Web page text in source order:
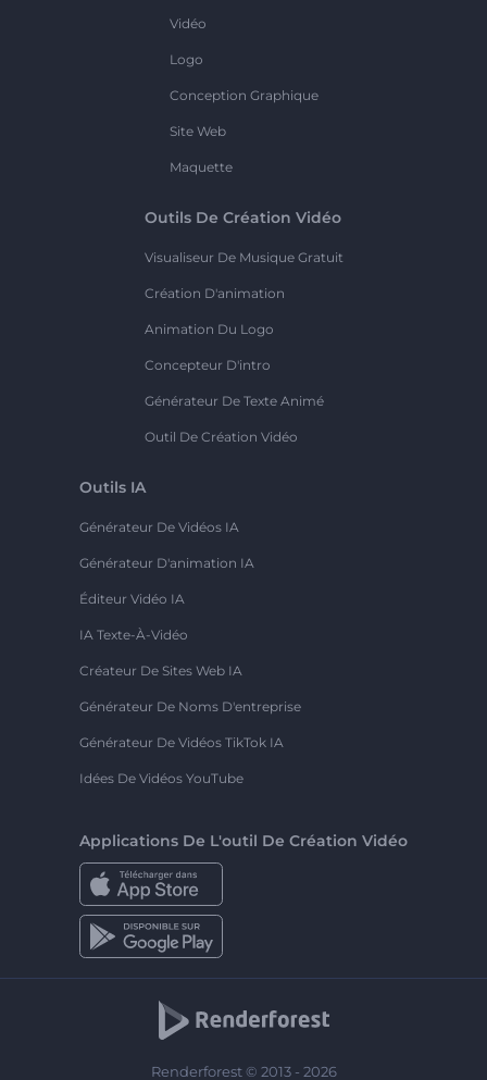
Vidéo
Logo
Conception Graphique
Site Web
Maquette
Outils De Création Vidéo
Visualiseur De Musique Gratuit
Création D'animation
Animation Du Logo
Concepteur D'intro
Générateur De Texte Animé
Outil De Création Vidéo
Outils IA
Générateur De Vidéos IA
Générateur D'animation IA
Éditeur Vidéo IA
IA Texte-À-Vidéo
Créateur De Sites Web IA
Générateur De Noms D'entreprise
Générateur De Vidéos TikTok IA
Idées De Vidéos YouTube
Applications De L'outil De Création Vidéo
Renderforest © 2013 - 2026